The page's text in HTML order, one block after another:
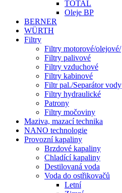
TOTAL
Oleje BP
BERNER
WÜRTH
Filtry
Filtry motorové/olejové/
Filtry palivové
Filtry vzduchové
Filtry kabinové
Filtr pal./Separátor vody
Filtry hydraulické
Patrony
Filtry močoviny
Maziva, mazací technika
NANO technologie
Provozní kapaliny
Brzdové kapaliny
Chladící kapaliny
Destilovaná voda
Voda do ostřikovačů
Letní